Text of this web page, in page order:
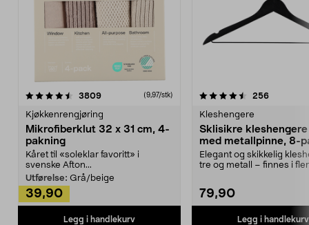
3809anmeldelser(9,97/stk)
Kjøkkenrengjøring
Mikrofiberklut 32 x 31 cm, 4-
pakning
Kåret til «soleklar favoritt» i
svenske Afton...
Utførelse: Grå/beige
39,90
Legg i handlekurv
4.5av 5 stjerner 256
Kleshengere
Sklisikre
med metallpinne, 8-
Elegant og skikkelig
tre og metall – finnes i
79,90
Legg i handlekurv
4.5av 5 stjerner